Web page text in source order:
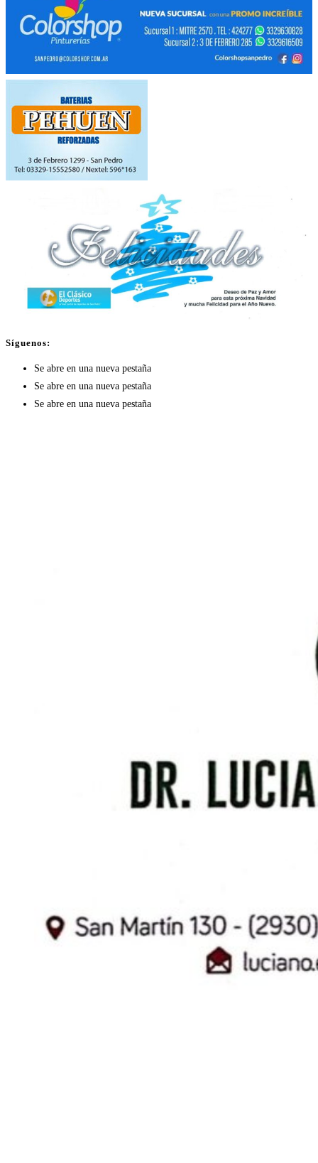
Síguenos:
Se abre en una nueva pestaña
Se abre en una nueva pestaña
Se abre en una nueva pestaña